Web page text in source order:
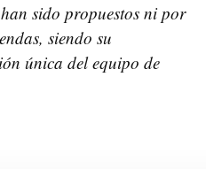
sido propuestos ni por
siendo su
única del equipo de